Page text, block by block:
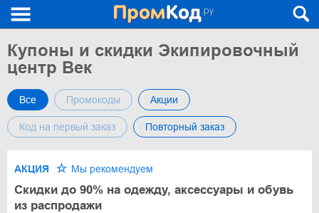
Купоны и скидки Экипировочный
центр Век
Все Промокоды Акции
Код на первый заказ Повторный заказ
АКЦИЯ Мы рекомендуем
Скидки до 90% на одежду, аксессуары и обувь
из распродажи